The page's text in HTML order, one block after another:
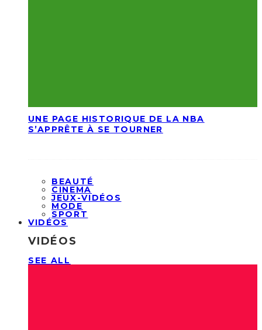
UNE PAGE HISTORIQUE DE LA NBA
S’APPRÊTE À SE TOURNER
BEAUTÉ
CINEMA
JEUX-VIDÉOS
MODE
SPORT
VIDÉOS
VIDÉOS
SEE ALL